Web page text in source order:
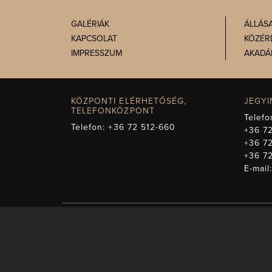
GALÉRIÁK
KAPCSOLAT
IMPRESSZUM
KÖZPONTI ELÉRHETŐSÉG,
TELEFONKÖZPONT
Telefon:+36 72 512-660
+36
+36
+36
E-mail: